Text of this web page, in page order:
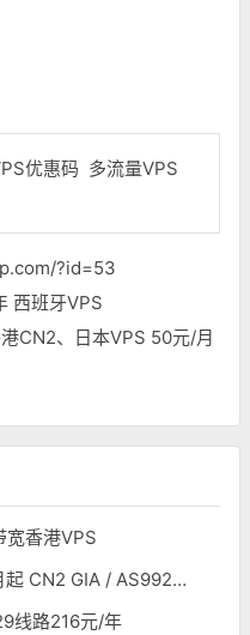
优惠码 多流量VPS
?id=53
西班牙VPS
CN2、日本VPS 50元/月
宽香港VPS
TmhHost 全场VPS七折 21元/月起 CN2 GIA / AS9929 / 香港CTG/ 日本软银可选
线路216元/年